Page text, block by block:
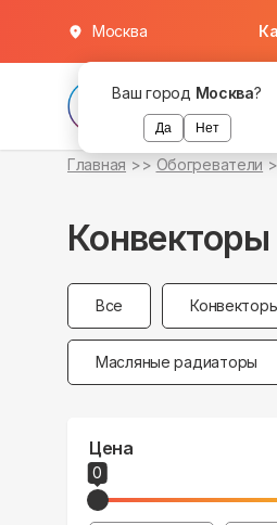
Ваш город Москва?
Да Нет
Москва
Главная Обогреватели
Конвекторы
Все
Масляные радиаторы
Цена
0